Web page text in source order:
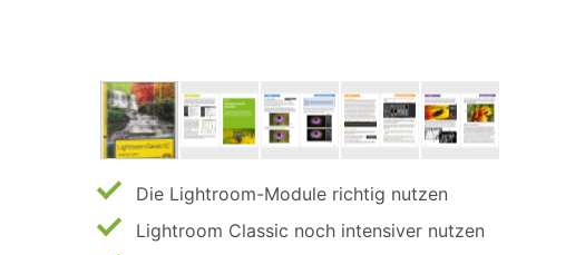
Die Lightroom-Module richtig nutzen
Lightroom Classic noch intensiver nutzen